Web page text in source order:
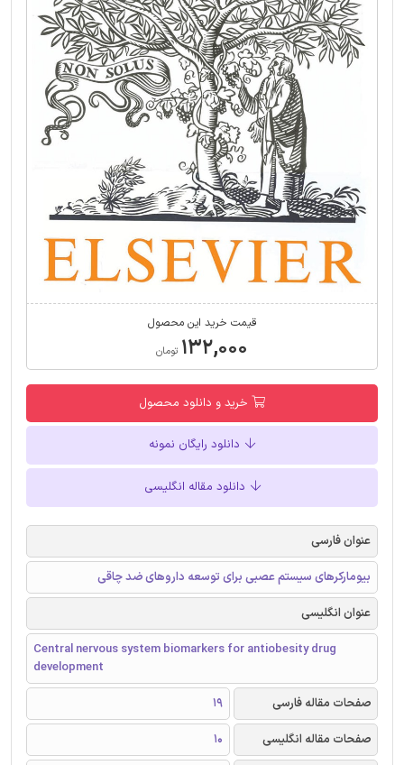
قیمت خرید این محصول
۱۳۲,۰۰۰ تومان
خرید و دانلود محصول
دانلود رایگان نمونه
دانلود مقاله انگلیسی
عنوان فارسی
بیومارکرهای سیستم عصبی برای توسعه داروهای ضد چاقی
عنوان انگلیسی
Central nervous system biomarkers for antiobesity drug
development
صفحات مقاله فارسی
19
صفحات مقاله انگلیسی
10